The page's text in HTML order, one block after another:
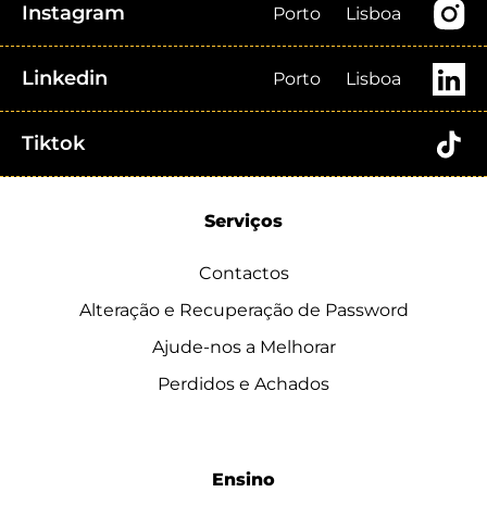
Instagram Porto Lisboa
Linkedin Porto Lisboa
Tiktok
Serviços
Contactos
Alteração e Recuperação de Password
Ajude-nos a Melhorar
Perdidos e Achados
Ensino